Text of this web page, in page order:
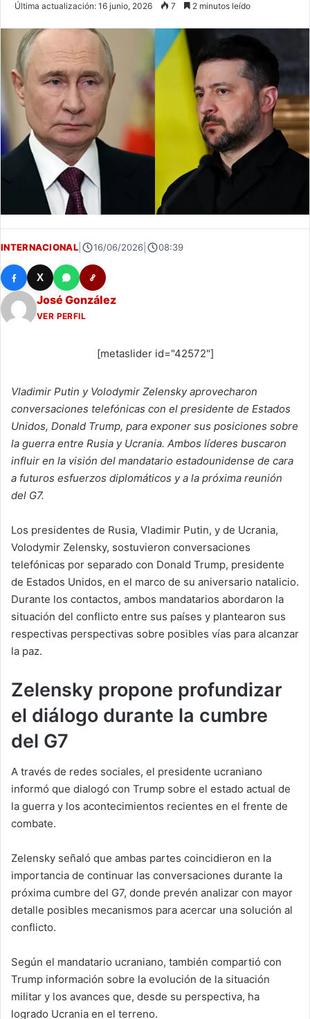
Última actualización: 16 junio, 2026 7 2 minutos leído
INTERNACIONAL| 16/06/2026| 08:39
X
José González
VER PERFIL
[metaslider id="42572"]
Vladimir Putin y Volodymir Zelensky aprovecharon
conversaciones telefónicas con el presidente de Estados
Unidos, Donald Trump, para exponer sus posiciones sobre
la guerra entre Rusia y Ucrania. Ambos líderes buscaron
influir en la visión del mandatario estadounidense de cara
a futuros esfuerzos diplomáticos y a la próxima reunión
del G7.
Los presidentes de Rusia, Vladimir Putin, y de Ucrania,
Volodymir Zelensky, sostuvieron conversaciones
telefónicas por separado con Donald Trump, presidente
de Estados Unidos, en el marco de su aniversario natalicio.
Durante los contactos, ambos mandatarios abordaron la
situación del conflicto entre sus países y plantearon sus
respectivas perspectivas sobre posibles vías para alcanzar
la paz.
Zelensky propone profundizar
el diálogo durante la cumbre
del G7
A través de redes sociales, el presidente ucraniano
informó que dialogó con Trump sobre el estado actual de
la guerra y los acontecimientos recientes en el frente de
combate.
Zelensky señaló que ambas partes coincidieron en la
importancia de continuar las conversaciones durante la
próxima cumbre del G7, donde prevén analizar con mayor
detalle posibles mecanismos para acercar una solución al
conflicto.
Según el mandatario ucraniano, también compartió con
Trump información sobre la evolución de la situación
militar y los avances que, desde su perspectiva, ha
logrado Ucrania en el terreno.